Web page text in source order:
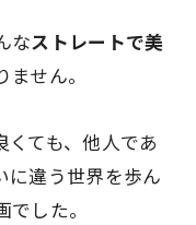
なストレートで美
せん。
ても、他人であ
に違う世界を歩ん
した。